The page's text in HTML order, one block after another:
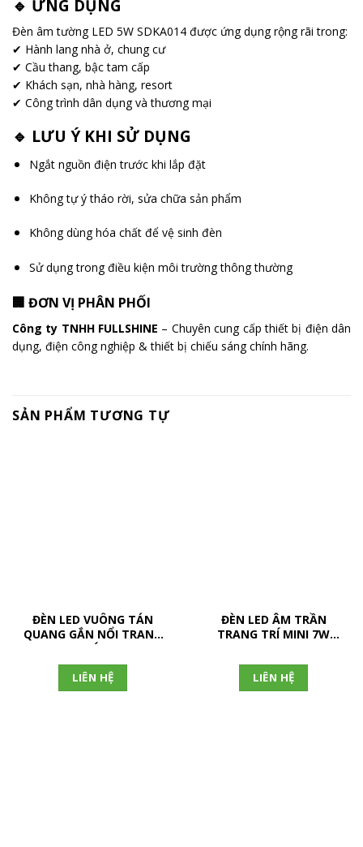
🔹 ỨNG DỤNG
Đèn âm tường LED 5W SDKA014 được ứng dụng rộng rãi trong:
✔ Hành lang nhà ở, chung cư
✔ Cầu thang, bậc tam cấp
✔ Khách sạn, nhà hàng, resort
✔ Công trình dân dụng và thương mại
🔹 LƯU Ý KHI SỬ DỤNG
Ngắt nguồn điện trước khi lắp đặt
Không tự ý tháo rời, sửa chữa sản phẩm
Không dùng hóa chất để vệ sinh đèn
Sử dụng trong điều kiện môi trường thông thường
🏢 ĐƠN VỊ PHÂN PHỐI
Công ty TNHH FULLSHINE – Chuyên cung cấp thiết bị điện dân
dụng, điện công nghiệp & thiết bị chiếu sáng chính hãng.
SẢN PHẨM TƯƠNG TỰ
ĐÈN LED VUÔNG TÁN
QUANG GẮN NỔI TRANG
TRÍ…
LIÊN HỆ
ĐÈN LED ÂM TRẦN
TRANG TRÍ MINI 7W
LIÊN HỆ